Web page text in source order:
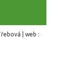
| web :